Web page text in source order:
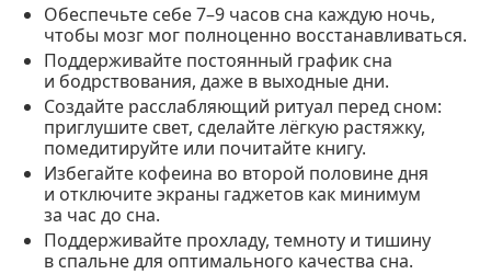
Обеспечьте себе 7–9 часов сна каждую ночь,
чтобы мозг мог полноценно восстанавливаться.
Поддерживайте постоянный график сна
и бодрствования, даже в выходные дни.
Создайте расслабляющий ритуал перед сном:
приглушите свет, сделайте лёгкую растяжку,
помедитируйте или почитайте книгу.
Избегайте кофеина во второй половине дня
и отключите экраны гаджетов как минимум
за час до сна.
Поддерживайте прохладу, темноту и тишину
в спальне для оптимального качества сна.